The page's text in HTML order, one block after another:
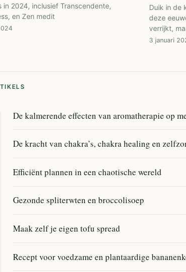
in 2024, inclusief Transcendente,
en Zen medit
Duik in de
deze
verrijkt,
3 januari
De kalmerende effecten van aromatherapie op
De kracht van chakra’s, chakra healing en
Efficiënt plannen in een chaotische wereld
Gezonde spliterwten en broccolisoep
Maak zelf je eigen tofu spread
Recept voor voedzame en plantaardige